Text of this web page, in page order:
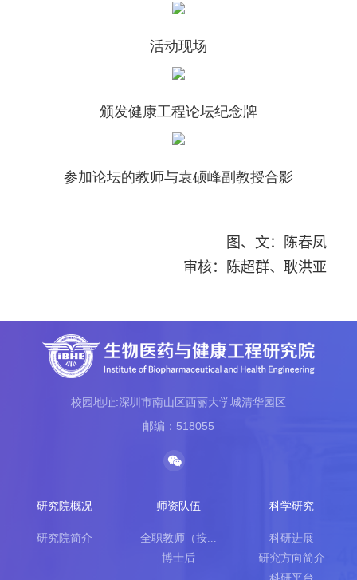
活动现场
颁发健康工程论坛纪念牌
参加论坛的教师与袁硕峰副教授合影
图、文：陈春凤
审核：陈超群、耿洪亚
校园地址:深圳市南山区西丽大学城清华园区
邮编：518055
研究院概况
研究院简介
师资队伍
全职教师（按...
博士后
科学研究
科研进展
研究方向简介